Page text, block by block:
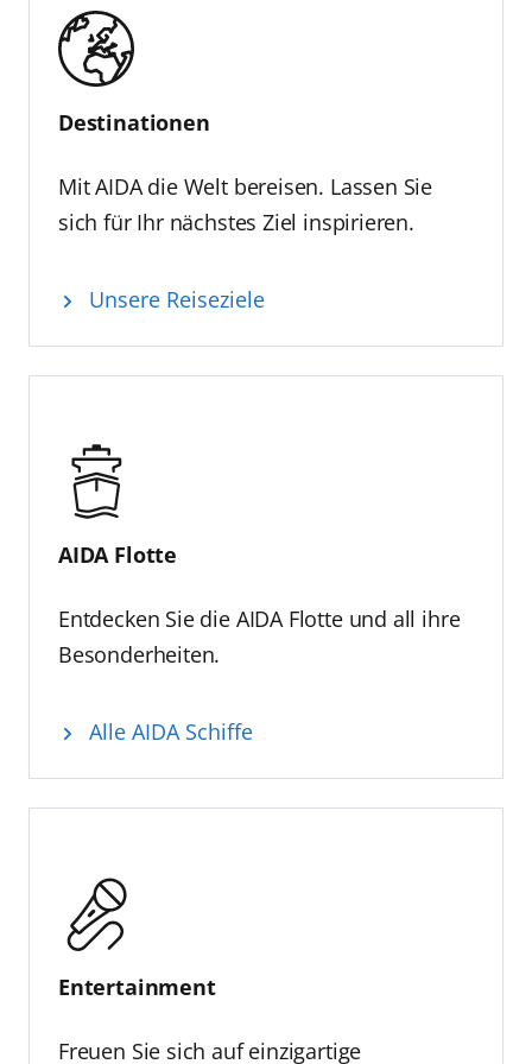
Destinationen
Mit AIDA die Welt bereisen. Lassen Sie
sich für Ihr nächstes Ziel inspirieren.
Unsere Reiseziele
AIDA Flotte
Entdecken Sie die AIDA Flotte und all ihre
Besonderheiten.
Alle AIDA Schiffe
Entertainment
Freuen Sie sich auf einzigartige